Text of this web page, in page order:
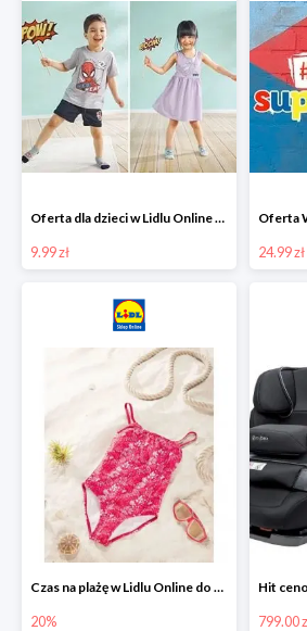
Oferta dla dzieci w Lidlu Online od 9,99 zł
9.99 zł 24.99 zł
Czas na plażę w Lidlu Online do -20%
20% 799.00